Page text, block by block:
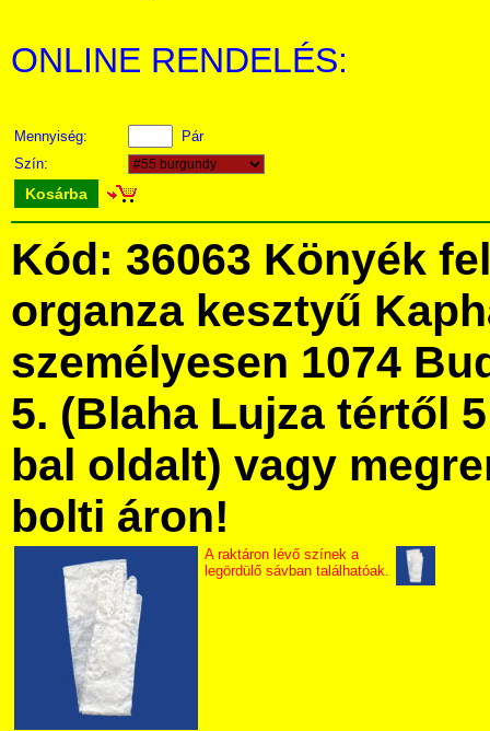
ONLINE RENDELÉS:
Mennyiség:
Pár
Szín:
Kosárba
Kód: 36063 Könyék
organza kesztyű
személyesen 1074
5. (Blaha Lujza tértől
bal oldalt) vagy
bolti áron!
A raktáron lévő színek a
legördülő sávban találhatóak.